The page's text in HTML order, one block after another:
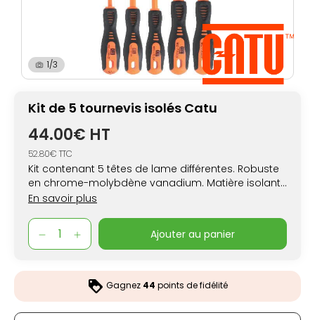
1/3
Kit de 5 tournevis isolés Catu
44.00€ HT
52.80€ TTC
Kit contenant 5 têtes de lame différentes. Robuste
en chrome-molybdène vanadium. Matière isolante
anti-choc électrique. Idéal pour vos travaux en
En savoir plus
ajouter au panier
Gagnez 44 points de fidélité